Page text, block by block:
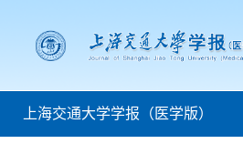
上海交通大学学报（医学版）